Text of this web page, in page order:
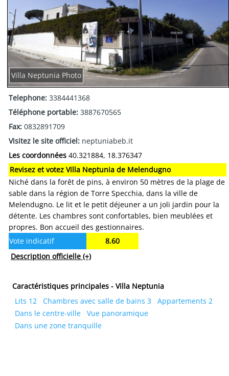
Villa Neptunia Photo
Telephone: 3384441368
Téléphone portable: 3887670565
Fax: 0832891709
Visitez le site officiel: neptuniabeb.it
Les coordonnées 40.321884, 18.376347
Revisez et votez Villa Neptunia de Melendugno
Niché dans la forêt de pins, à environ 50 mètres de la plage de
sable dans la région de Torre Specchia, dans la ville de
Melendugno. Le lit et le petit déjeuner a un joli jardin pour la
détente. Les chambres sont confortables, bien meublées et
propres. Bon accueil des gestionnaires.
Vote indicatif
8.60
Description officielle (+)
Caractéristiques principales - Villa Neptunia
Lits 12
Chambres avec salle de bains 3
Appartements 2
Dans le centre-ville
Vue panoramique
Dans une zone tranquille